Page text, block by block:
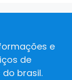
e
de
brasil.